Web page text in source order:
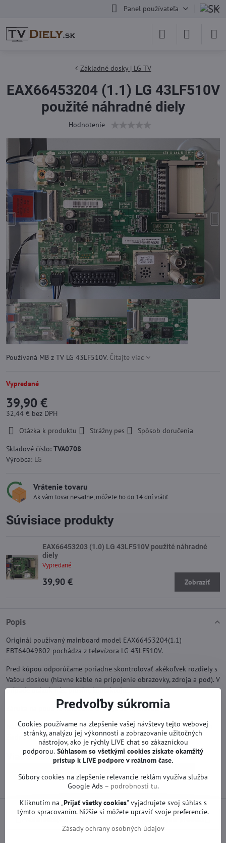
Panel používateľa
Základné dosky | LG TV
EAX66453204 (1.1) LG 43LF510V
použité náhradné diely
Hodnotenie
Používaná MB z TV LG 43LF510V. Čítajte viac
Vypredané
39,90 €
32,44 € bez DPH
Otázka k produktu
Strážny pes
Spôsob doručenia
Skladové číslo: TVA0708
Výrobca: LG
Vrátenie tovaru
Ak vám tovar nesadne, môžete ho do 14 dní vrátiť.
Popis
Originál používaný mainboard model EAX66453204(1.1)
EBT64049802 pochádza z televízora LG 43LF510V.
Pred kúpou odporúčame poriadne skontrolovať akékoľvek rozdiely s
Vašou doskou (hlavne káble na pripojenie obrazovky, zdroja a pod). V
prípade otázok nás, prosím, kontaktujte.
Záruka na použité náhradné diely je 12 mesiacov.
Náhradné diely na TV LG sú funkčné od výroby. Neprebehla na nich
žiadna oprava ani servis.
Viac z kategórie
Súvisiace produkty
EAX66453203 (1.0) LG 43LF510V použité náhradné
diely
Vypredané
39,90 € Zobraziť
Predvoľby súkromia
Cookies používame na zlepšenie vašej návštevy tejto webovej
stránky, analýzu jej výkonnosti a zobrazovanie užitočných
nástrojov, ako je rýchly LIVE chat so zákazníckou
podporou. Súhlasom so všetkými cookies získate okamžitý
prístup k LIVE podpore v reálnom čase.
Súbory cookies na zlepšenie relevancie reklám využíva služba
Google Ads – podrobnosti tu.
Kliknutím na „ Prijať všetky cookies" vyjadrujete svoj súhlas s
týmto spracovaním. Nižšie si môžete upraviť svoje preferencie.
Zásady ochrany osobných údajov